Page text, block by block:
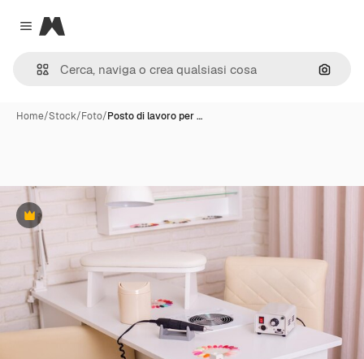
Close menu
Magnific
Cerca
Home/Stock/Foto/Posto di lavoro per …
Premium